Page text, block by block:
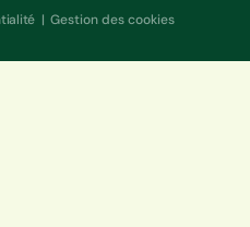
| Gestion des cookies